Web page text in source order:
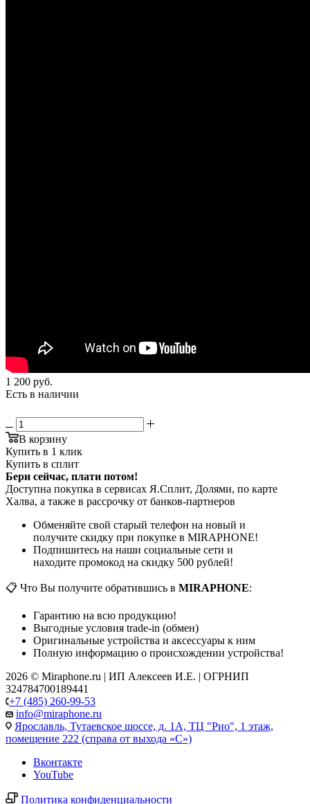
1 200 руб.
Есть в наличии
В корзину
Купить в 1 клик
Купить в сплит
Бери сейчас, плати потом!
Доступна покупка в сервисах Я.Сплит, Долями, по карте
Халва, а также в рассрочку от банков-партнеров
Обменяйте свой старый телефон на новый и
получите скидку при покупке в MIRAPHONE!
Подпишитесь на наши социальные сети и
находите промокод на скидку 500 рублей!
📋 Что Вы получите обратившись в MIRAPHONE:
Гарантию на всю продукцию!
Выгодные условия trade-in (обмен)
Оригинальные устройства и аксессуары к ним
Полную информацию о происхождении устройства!
2026 © Miraphone.ru | ИП Алексеев И.Е. | ОГРНИП
324784700189441
+7 (485) 260-99-53
info@miraphone.ru
Ярославль, Тутаевское шоссе, д. 1А, ТЦ "Рио", 1 этаж,
помещение 222 (справа от выхода «С»)
Вконтакте
YouTube
Политика конфиденциальности